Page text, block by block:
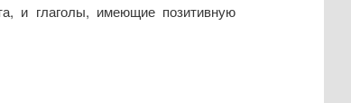
и глаголы, имеющие позитивную